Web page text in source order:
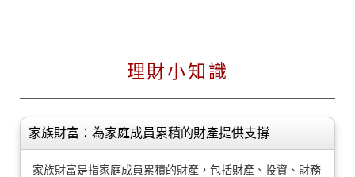
理財小知識
家族財富：為家庭成員累積的財產提供支撐
家族財富是指家庭成員累積的財產，包括財產、投資、財務